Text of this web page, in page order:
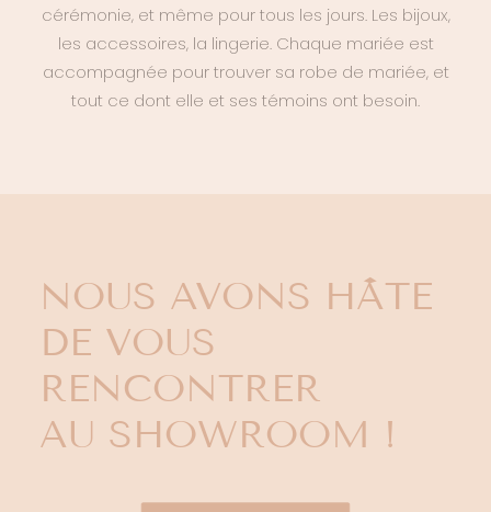
cérémonie, et même pour tous les jours. Les bijoux,
les accessoires, la lingerie. Chaque mariée est
accompagnée pour trouver sa robe de mariée, et
tout ce dont elle et ses témoins ont besoin.
NOUS AVONS HÂTE
DE VOUS
RENCONTRER
AU SHOWROOM !